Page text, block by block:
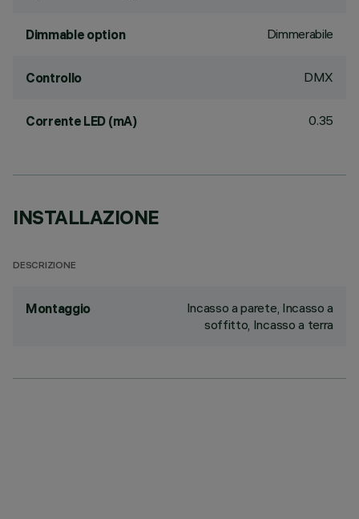
Dimmable option Dimmerabile
Controllo DMX
Corrente LED (mA) 0.35
INSTALLAZIONE
DESCRIZIONE
Montaggio
Incasso a parete, Incasso a
soffitto, Incasso a terra